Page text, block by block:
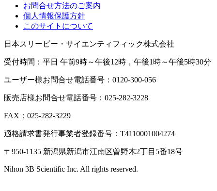
お問合せ方法のご案内
個人情報保護方針
このサイトについて
日本スリービー・サイエンティフィック株式会社
受付時間：平日 午前9時～午後12時，午後1時～午後5時30分
ユーザー様お問合せ電話番号：0120-300-056
販売店様お問合せ電話番号：025-282-3228
FAX：025-282-3229
適格請求書発行事業者登録番号：T4110001004274
〒950-1135 新潟県新潟市江南区曽野木2丁目5番18号
Nihon 3B Scientific Inc. All rights reserved.